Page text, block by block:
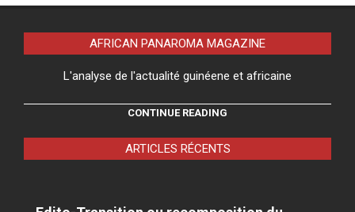
AFRICAN PANAROMA MAGAZINE
L'analyse de l'actualité guinéene et africaine
CONTINUE READING
ARTICLES RÉCENTS